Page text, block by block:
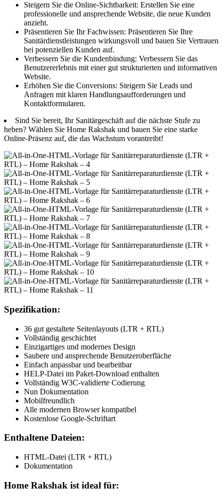
Steigern Sie die Online-Sichtbarkeit: Erstellen Sie eine
professionelle und ansprechende Website, die neue Kunden
anzieht.
Präsentieren Sie Ihr Fachwissen: Präsentieren Sie Ihre
Sanitärdienstleistungen wirkungsvoll und bauen Sie Vertrauen
bei potenziellen Kunden auf.
Verbessern Sie die Kundenbindung: Verbessern Sie das
Benutzererlebnis mit einer gut strukturierten und informativen
Website.
Erhöhen Sie die Conversions: Steigern Sie Leads und
Anfragen mit klaren Handlungsaufforderungen und
Kontaktformularen.
Sind Sie bereit, Ihr Sanitärgeschäft auf die nächste Stufe zu
heben? Wählen Sie Home Rakshak und bauen Sie eine starke
Online-Präsenz auf, die das Wachstum vorantreibt!
Spezifikation:
36 gut gestaltete Seitenlayouts (LTR + RTL)
Vollständig geschichtet
Einzigartiges und modernes Design
Saubere und ansprechende Benutzeroberfläche
Einfach anpassbar und bearbeitbar
HELP-Datei im Paket-Download enthalten
Vollständig W3C-validierte Codierung
Nun Dokumentation
Mobilfreundlich
Alle modernen Browser kompatibel
Kostenlose Google-Schriftart
Enthaltene Dateien:
HTML-Datei (LTR + RTL)
Dokumentation
Home Rakshak ist ideal für: